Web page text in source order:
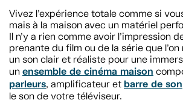
Vivez l’expérience totale comme si
mais à la maison avec un matériel
Il n’y a rien comme avoir l’impression
prenante du film ou de la série que
un son clair et réaliste pour une
un ensemble de cinéma maison
parleurs, amplificateur et barre de son
le son de votre téléviseur.